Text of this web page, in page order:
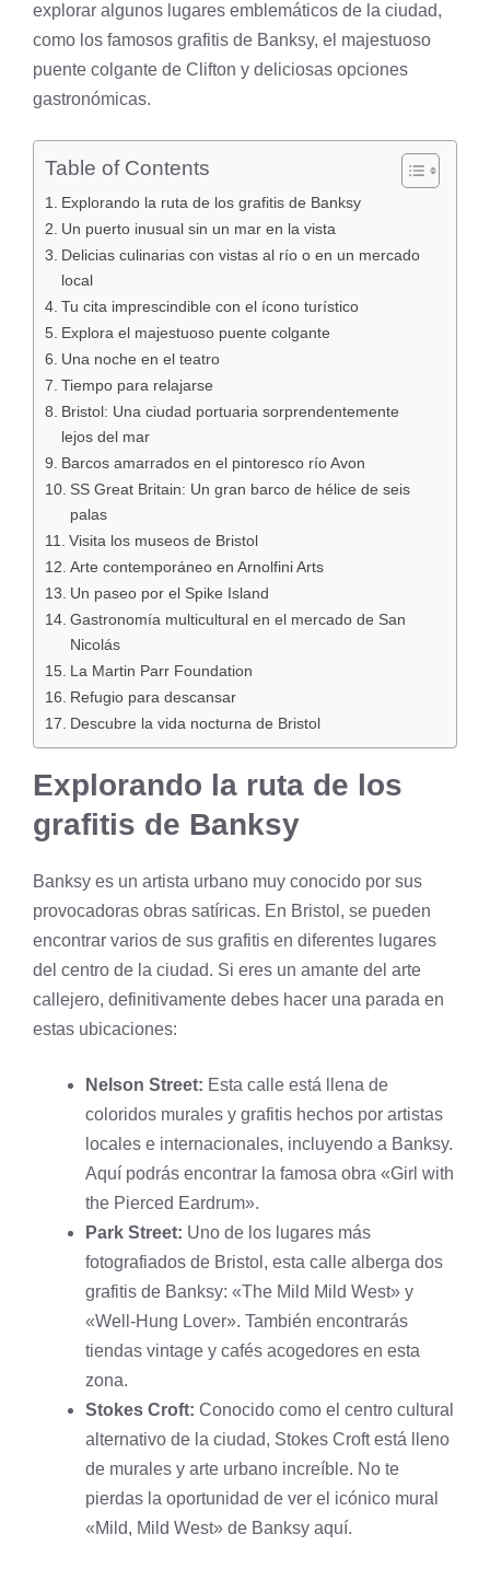
explorar algunos lugares emblemáticos de la ciudad,
como los famosos grafitis de Banksy, el majestuoso
puente colgante de Clifton y deliciosas opciones
gastronómicas.
Table of Contents
Explorando la ruta de los grafitis de Banksy
Un puerto inusual sin un mar en la vista
Delicias culinarias con vistas al río o en un mercado
local
Tu cita imprescindible con el ícono turístico
Explora el majestuoso puente colgante
Una noche en el teatro
Tiempo para relajarse
Bristol: Una ciudad portuaria sorprendentemente
lejos del mar
Barcos amarrados en el pintoresco río Avon
SS Great Britain: Un gran barco de hélice de seis
palas
Visita los museos de Bristol
Arte contemporáneo en Arnolfini Arts
Un paseo por el Spike Island
Gastronomía multicultural en el mercado de San
Nicolás
La Martin Parr Foundation
Refugio para descansar
Descubre la vida nocturna de Bristol
Explorando la ruta de los
grafitis de Banksy
Banksy es un artista urbano muy conocido por sus
provocadoras obras satíricas. En Bristol, se pueden
encontrar varios de sus grafitis en diferentes lugares
del centro de la ciudad. Si eres un amante del arte
callejero, definitivamente debes hacer una parada en
estas ubicaciones:
Nelson Street: Esta calle está llena de
coloridos murales y grafitis hechos por artistas
locales e internacionales, incluyendo a Banksy.
Aquí podrás encontrar la famosa obra «Girl with
the Pierced Eardrum».
Park Street: Uno de los lugares más
fotografiados de Bristol, esta calle alberga dos
grafitis de Banksy: «The Mild Mild West» y
«Well-Hung Lover». También encontrarás
tiendas vintage y cafés acogedores en esta
zona.
Stokes Croft: Conocido como el centro cultural
alternativo de la ciudad, Stokes Croft está lleno
de murales y arte urbano increíble. No te
pierdas la oportunidad de ver el icónico mural
«Mild, Mild West» de Banksy aquí.